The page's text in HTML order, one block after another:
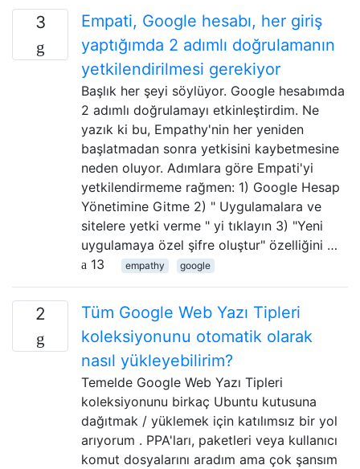
3
Empati, Google hesabı, her giriş
yaptığımda 2 adımlı doğrulamanın
yetkilendirilmesi gerekiyor
Başlık her şeyi söylüyor. Google hesabımda
2 adımlı doğrulamayı etkinleştirdim. Ne
yazık ki bu, Empathy'nin her yeniden
başlatmadan sonra yetkisini kaybetmesine
neden oluyor. Adımlara göre Empati'yi
yetkilendirmeme rağmen: 1) Google Hesap
Yönetimine Gitme 2) " Uygulamalara ve
sitelere yetki verme " yi tıklayın 3) "Yeni
uygulamaya özel şifre oluştur" özelliğini …
13
empathy google
2
Tüm Google Web Yazı Tipleri
koleksiyonunu otomatik olarak
nasıl yükleyebilirim?
Temelde Google Web Yazı Tipleri
koleksiyonunu birkaç Ubuntu kutusuna
dağıtmak / yüklemek için katılımsız bir yol
arıyorum . PPA'ları, paketleri veya kullanıcı
komut dosyalarını aradım ama çok şansım